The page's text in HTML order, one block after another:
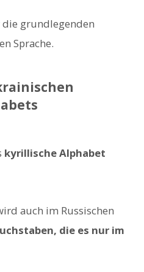
die grundlegenden
Sprache.
kyrillische Alphabet
auch im Russischen
die es nur im